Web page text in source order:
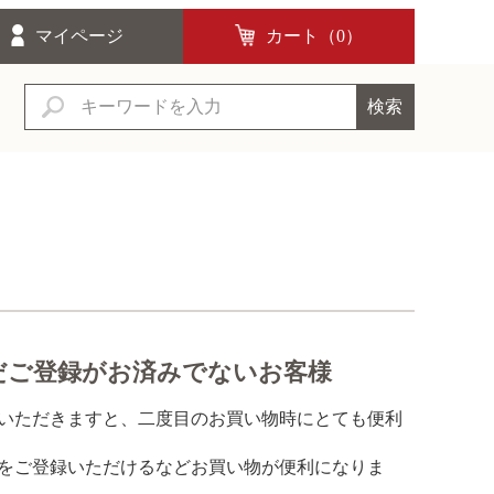
マイページ カート（0）
検索
ご登録がお済みでないお客様
ただきますと、二度目のお買い物時にとても便利
ご登録いただけるなどお買い物が便利になりま